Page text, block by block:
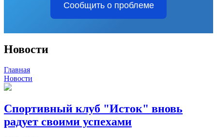
Сообщить о проблеме
Новости
Главная
Новости
Спортивный клуб "Исток" вновь
радует своими успехами